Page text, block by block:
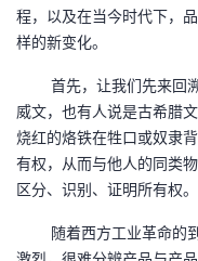
动
关
的
发
者
我
Programs
的
支
程，以及在当今时代下，
样的新变化。
首先，让我们先来回
威文，也有人说是古希腊
烧红的烙铁在牲口或奴隶
有权，从而与他人的同类
区分、识别、证明所有权。
随着西方工业革命的